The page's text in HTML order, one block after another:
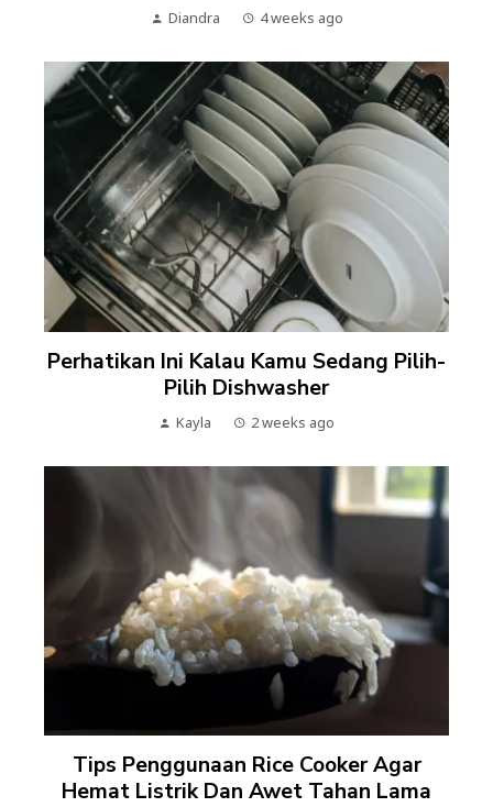
Diandra 4 weeks ago
Perhatikan Ini Kalau Kamu Sedang Pilih-
Pilih Dishwasher
Kayla 2 weeks ago
Tips Penggunaan Rice Cooker Agar
Hemat Listrik Dan Awet Tahan Lama